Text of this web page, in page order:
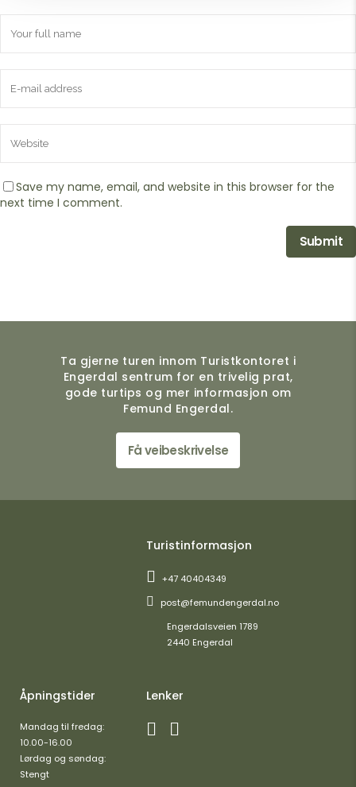
Save my name, email, and website in this browser for the
next time I comment.
Ta gjerne turen innom Turistkontoret i
Engerdal sentrum for en trivelig prat,
gode turtips og mer informasjon om
Femund Engerdal.
Få veibeskrivelse
Turistinformasjon
+47 40404349
post@femundengerdal.no
Engerdalsveien 1789
2440 Engerdal
Åpningstider
Mandag til fredag:
10.00-16.00
Lørdag og søndag:
Stengt
Lenker